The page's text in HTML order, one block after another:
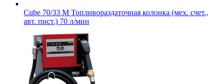
Cube 70/33 M Топливораздаточная колонка (мех. cчет.,
авт. пист.) 70 л/мин